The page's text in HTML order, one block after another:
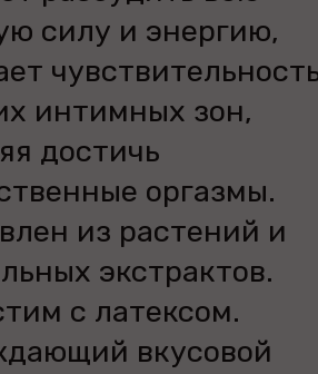
силу и энергию,
интимных зон,
достичь
оргазмы.
из растений и
экстрактов.
с латексом.
вкусовой